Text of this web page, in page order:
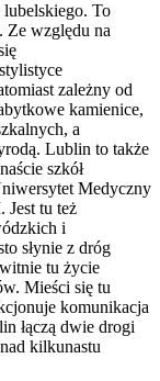
To
Ze względu na
zależny od
kamienice,
a
Lublin to także
szkół
Medyczny
Jest tu też
i
słynie z dróg
tu życie
Mieści się tu
komunikacja
łączą dwie drogi
kilkunastu